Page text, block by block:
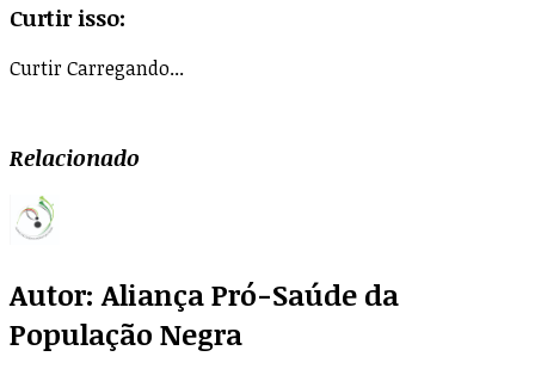
Curtir isso:
CurtirCarregando...
Relacionado
Autor: Aliança Pró-Saúde da
População Negra